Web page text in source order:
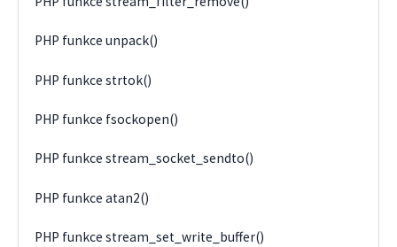
PHP funkce unpack()
PHP funkce strtok()
PHP funkce fsockopen()
PHP funkce stream_socket_sendto()
PHP funkce atan2()
PHP funkce stream_set_write_buffer()